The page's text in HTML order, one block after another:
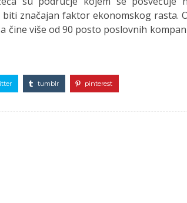
biti značajan faktor ekonomskog rasta.
čine više od 90 posto poslovnih
tumblr pinterest